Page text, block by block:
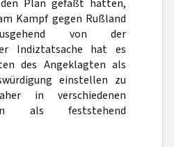
Plan gefaßt hatten,
Kampf gegen Rußland
von der
Indiztatsache hat es
des Angeklagten als
einstellen zu
in verschiedenen
als feststehend